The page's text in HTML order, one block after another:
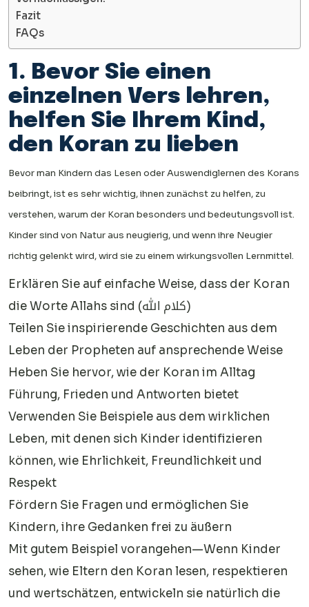
Fazit
FAQs
1. Bevor Sie einen
einzelnen Vers lehren,
helfen Sie Ihrem Kind,
den Koran zu lieben
Bevor man Kindern das Lesen oder Auswendiglernen des Korans
beibringt, ist es sehr wichtig, ihnen zunächst zu helfen, zu
verstehen, warum der Koran besonders und bedeutungsvoll ist.
Kinder sind von Natur aus neugierig, und wenn ihre Neugier
richtig gelenkt wird, wird sie zu einem wirkungsvollen Lernmittel.
Erklären Sie auf einfache Weise, dass der Koran
die Worte Allahs sind (كلام الله)
Teilen Sie inspirierende Geschichten aus dem
Leben der Propheten auf ansprechende Weise
Heben Sie hervor, wie der Koran im Alltag
Führung, Frieden und Antworten bietet
Verwenden Sie Beispiele aus dem wirklichen
Leben, mit denen sich Kinder identifizieren
können, wie Ehrlichkeit, Freundlichkeit und
Respekt
Fördern Sie Fragen und ermöglichen Sie
Kindern, ihre Gedanken frei zu äußern
Mit gutem Beispiel vorangehen—Wenn Kinder
sehen, wie Eltern den Koran lesen, respektieren
und wertschätzen, entwickeln sie natürlich die